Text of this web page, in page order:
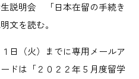
生説明会 「日本在留の手続き
文を読む。
日（火）までに専用メールア
ドは「２０２２年５月度留学